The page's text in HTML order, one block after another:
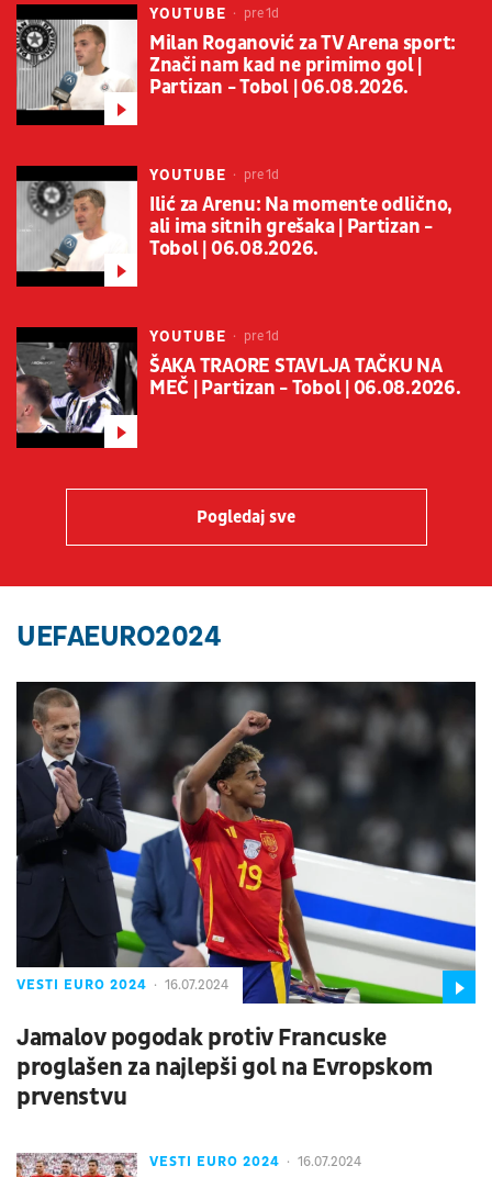
YOUTUBE pre 1d
Milan Roganović za TV Arena sport:
Znači nam kad ne primimo gol |
Partizan - Tobol | 06.08.2026.
YOUTUBE pre 1d
Ilić za Arenu: Na momente odlično,
ali ima sitnih grešaka | Partizan -
Tobol | 06.08.2026.
YOUTUBE pre 1d
ŠAKA TRAORE STAVLJA TAČKU NA
MEČ | Partizan - Tobol | 06.08.2026.
Pogledaj sve
UEFAEURO2024
VESTI EURO 2024 16.07.2024
Jamalov pogodak protiv Francuske
proglašen za najlepši gol na Evropskom
prvenstvu
VESTI EURO 2024 16.07.2024